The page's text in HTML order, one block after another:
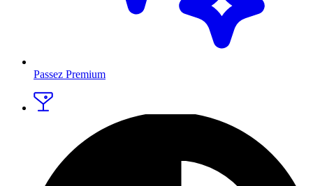
Passez Premium